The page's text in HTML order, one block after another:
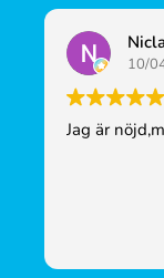
10/
Jag är